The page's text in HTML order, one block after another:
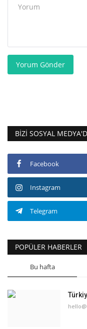
Yorum Gönder
BIZI SOSYAL
Facebook
Instagram
Telegram
POPÜLER HABERLER
Bu hafta